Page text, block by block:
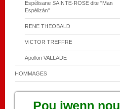
Espélisane SAINTE-ROSE dite "Man
Espélizàn"
RENE THEOBALD
VICTOR TREFFRE
Apollon VALLADE
HOMMAGES
Pou jwenn nou